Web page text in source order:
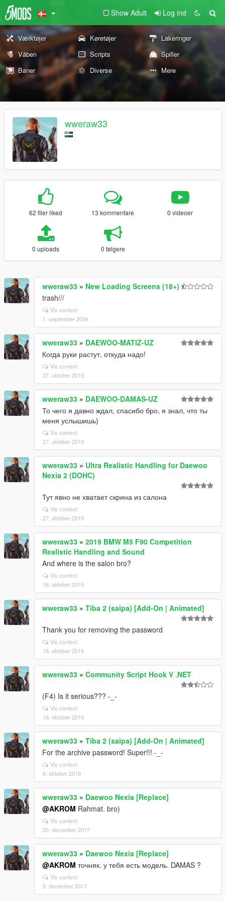
Show Adult Log ind
Værktøjer Køretøjer
Lakeringer
Våben
Scripts
Spiller
Baner
Diverse Mere
wweraw33
62 filer liked 13 kommentare 0 videoer
0 uploads 0 følgere
wweraw33 » New Loading Screens (18+)
trash///
Vis context
1. september 2024
wweraw33 » DAEWOO-MATIZ-UZ
Когда руки растут, откуда надо!
Vis context
27. oktober 2019
wweraw33 » DAEWOO-DAMAS-UZ
То чего я давно ждал, спасибо бро, я знал, что ты
меня услышишь)
Vis context
27. oktober 2019
wweraw33 » Ultra Realistic Handling for Daewoo
Nexia 2 (DOHC)
Тут явно не хватает скрина из салона
Vis context
27. oktober 2019
wweraw33 » 2019 BMW M5 F90 Competition
Realistic Handling and Sound
And where is the salon bro?
Vis context
18. oktober 2019
wweraw33 » Tiba 2 (saipa) [Add-On | Animated]
Thank you for removing the password
Vis context
18. oktober 2019
wweraw33 » Community Script Hook V .NET
(F4) Is it serious??? -_-
Vis context
18. oktober 2019
wweraw33 » Tiba 2 (saipa) [Add-On | Animated]
For the archive password! Super!!! -_-
Vis context
6. oktober 2019
wweraw33 » Daewoo Nexia [Replace]
@AKROM Rahmat. bro)
Vis context
20. december 2017
wweraw33 » Daewoo Nexia [Replace]
@AKROM точняк. у тебя есть модель. DAMAS ?
Vis context
5. december 2017